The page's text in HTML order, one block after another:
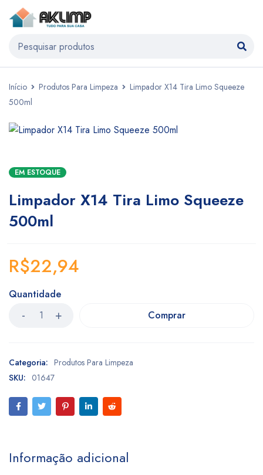
Início Produtos Para Limpeza
Limpador X14 Tira Limo Squeeze
500ml
EM ESTOQUE
Limpador X14 Tira Limo Squeeze
500ml
R$22,94
Quantidade
Comprar
Categoria: Produtos Para Limpeza
SKU: 01647
Informação adicional